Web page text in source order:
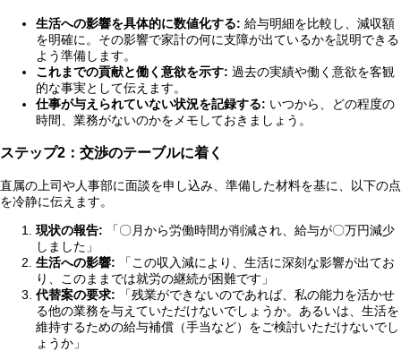
生活への影響を具体的に数値化する: 給与明細を比較し、減収額
を明確に。その影響で家計の何に支障が出ているかを説明できる
よう準備します。
これまでの貢献と働く意欲を示す: 過去の実績や働く意欲を客観
的な事実として伝えます。
仕事が与えられていない状況を記録する: いつから、どの程度の
時間、業務がないのかをメモしておきましょう。
ステップ2：交渉のテーブルに着く
直属の上司や人事部に面談を申し込み、準備した材料を基に、以下の点
を冷静に伝えます。
現状の報告: 「〇月から労働時間が削減され、給与が〇万円減少
しました」
生活への影響: 「この収入減により、生活に深刻な影響が出てお
り、このままでは就労の継続が困難です」
代替案の要求: 「残業ができないのであれば、私の能力を活かせ
る他の業務を与えていただけないでしょうか。あるいは、生活を
維持するための給与補償（手当など）をご検討いただけないでし
ょうか」